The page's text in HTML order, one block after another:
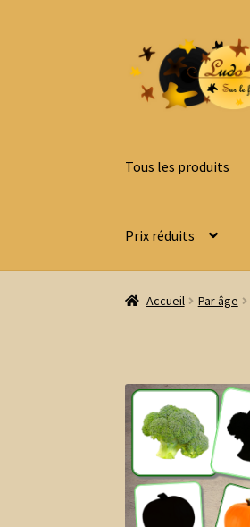
Aller
à
navigation
Aller
au
contenu
Tous les produits
Prix réduits
Accueil Par âge